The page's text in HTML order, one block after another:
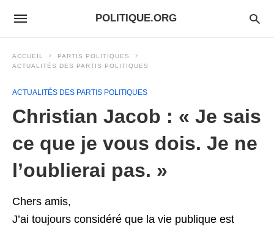
POLITIQUE.ORG
ACCUEIL
PARTIS POLITIQUES
ACTUALITÉS DES PARTIS POLITIQUES
ACTUALITÉS DES PARTIS POLITIQUES
Christian Jacob : « Je sais
ce que je vous dois. Je ne
l’oublierai pas. »
Chers amis,
J’ai toujours considéré que la vie publique est